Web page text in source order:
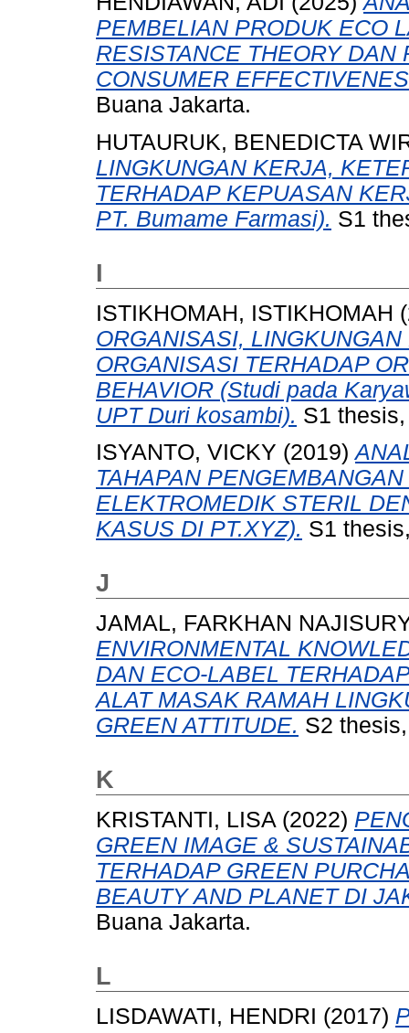
PEMBELIAN PRODUK ECO
RESISTANCE THEORY
CONSUMER
Buana Jakarta.
HUTAURUK, BENEDICTA
LINGKUNGAN KERJA,
TERHADAP KEPUASAN
PT. Bumame Farmasi). S1
I
ISTIKHOMAH, ISTIKHOMAH
ORGANISASI,
ORGANISASI TERHADAP
BEHAVIOR (Studi pada
UPT Duri kosambi). S1
ISYANTO, VICKY (2019)
TAHAPAN
ELEKTROMEDIK STERIL
KASUS DI PT.XYZ). S1
J
JAMAL, FARKHAN
ENVIRONMENTAL
DAN ECO-LABEL
ALAT MASAK RAMAH
GREEN ATTITUDE. S2
K
KRISTANTI, LISA (2022)
GREEN IMAGE &
TERHADAP GREEN
BEAUTY AND PLANET DI
Buana Jakarta.
L
LISDAWATI, HENDRI (2017)